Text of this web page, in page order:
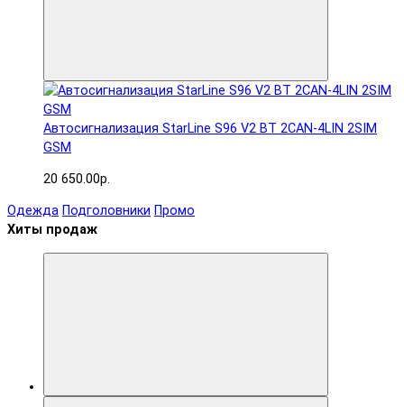
Автосигнализация StarLine S96 V2 BT 2CAN-4LIN 2SIM
GSM
20 650.00р.
Одежда Подголовники Промо
Хиты продаж